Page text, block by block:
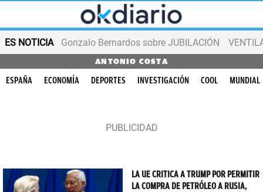
ES NOTICIA Gonzalo Bernardos sobre JUBILACIÓN
ANTONIO COSTA
ESPAÑA ECONOMÍA DEPORTES INVESTIGACIÓN COOL MUNDIAL
LA UE CRITICA A TRUMP POR PERMITIR
LA COMPRA DE PETRÓLEO A RUSIA,